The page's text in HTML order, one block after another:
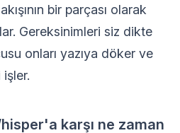
bir parçası olarak
Gereksinimleri siz dikte
onları yazıya döker ve
işler.
karşı ne zaman